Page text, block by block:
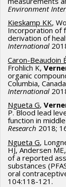
Environment
Kieskamp KK,
Incorporation of
derivation of
International
Caron-Beaudoin
Frohlich K,
organic
Columbia,
International
Ngueta G,
P. Blood lead
function in
Research 2018;
Ngueta G,
HJ, Andersen ME,
of a reported
substances
oral
104:118-121.